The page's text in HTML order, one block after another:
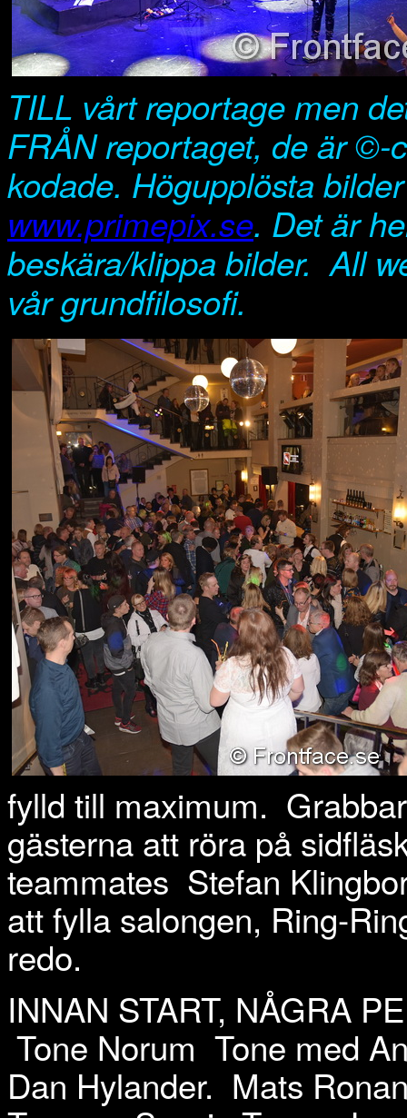
TILL vårt reportage men
FRÅN reportaget, de är ©-
kodade. Högupplösta
www.primepix.se. Det är
beskära/klippa bilder. All
vår grundfilosofi.
fylld till maximum.
gästerna att röra på
teammates Stefan
att fylla salongen, Ring-
redo.
INNAN START, NÅGRA
Tone Norum Tone med
Dan Hylander. Mats